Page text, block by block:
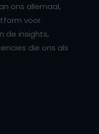
ons allemaal,
voor
de insights,
die ons als